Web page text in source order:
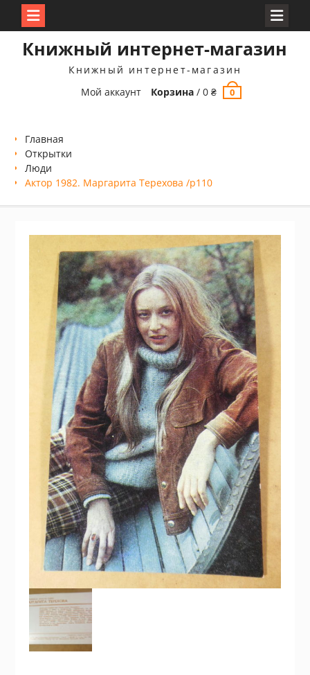
Книжный интернет-магазин
Книжный интернет-магазин
Мой аккаунт
Корзина /0₴ 0
Главная
Открытки
Люди
Актор 1982. Маргарита Терехова /p110